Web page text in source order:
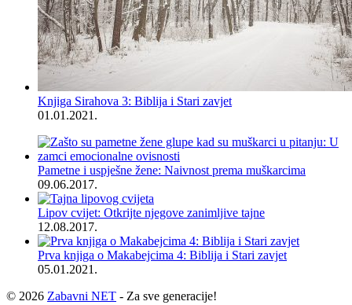
Knjiga Sirahova 3: Biblija i Stari zavjet
01.01.2021.
Pametne i uspješne žene: Naivnost prema muškarcima
09.06.2017.
Lipov cvijet: Otkrijte njegove zanimljive tajne
12.08.2017.
Prva knjiga o Makabejcima 4: Biblija i Stari zavjet
05.01.2021.
© 2026 Zabavni NET - Za sve generacije!